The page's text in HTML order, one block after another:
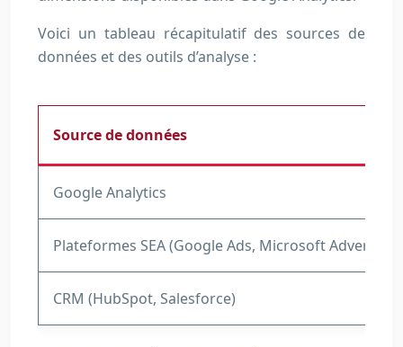
Voici un tableau récapitulatif des sources de
données et des outils d’analyse :
Source de données
Google Analytics
Plateformes SEA (Google Ads, Microsoft
CRM (HubSpot, Salesforce)